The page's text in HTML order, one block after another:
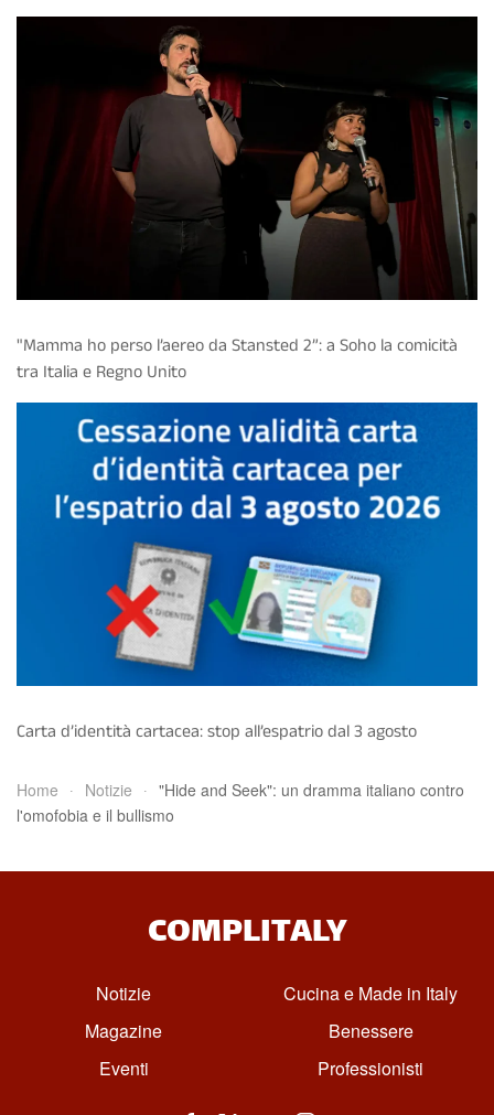
"Mamma ho perso l’aereo da Stansted 2”: a Soho la comicità
tra Italia e Regno Unito
Carta d’identità cartacea: stop all’espatrio dal 3 agosto
Home Notizie
"Hide and Seek": un dramma italiano contro
l'omofobia e il bullismo
COMPLITALY
Notizie
Magazine
Eventi
Cucina e Made in Italy
Benessere
Professionisti